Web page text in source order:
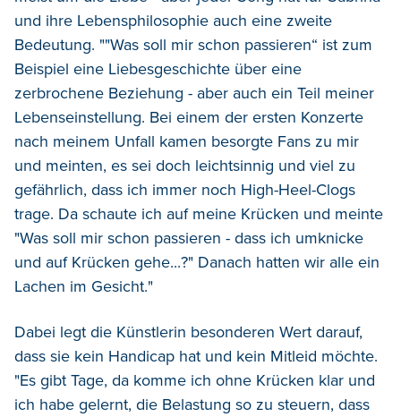
und ihre Lebensphilosophie auch eine zweite
Bedeutung. ""Was soll mir schon passieren“ ist zum
Beispiel eine Liebesgeschichte über eine
zerbrochene Beziehung - aber auch ein Teil meiner
Lebenseinstellung. Bei einem der ersten Konzerte
nach meinem Unfall kamen besorgte Fans zu mir
und meinten, es sei doch leichtsinnig und viel zu
gefährlich, dass ich immer noch High-Heel-Clogs
trage. Da schaute ich auf meine Krücken und meinte
"Was soll mir schon passieren - dass ich umknicke
und auf Krücken gehe...?" Danach hatten wir alle ein
Lachen im Gesicht."
Dabei legt die Künstlerin besonderen Wert darauf,
dass sie kein Handicap hat und kein Mitleid möchte.
"Es gibt Tage, da komme ich ohne Krücken klar und
ich habe gelernt, die Belastung so zu steuern, dass